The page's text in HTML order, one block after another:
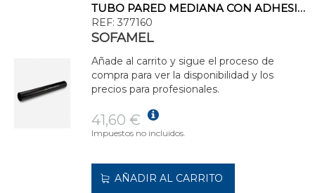
TUBO PARED MEDIANA CON ADHESIVO TPMA-95/25
REF: 377160
SOFAMEL
Añade al carrito y sigue el proceso de
compra para ver la disponibilidad y los
precios para profesionales.
41,60 €
Impuestos no incluidos.
AÑADIR AL CARRITO